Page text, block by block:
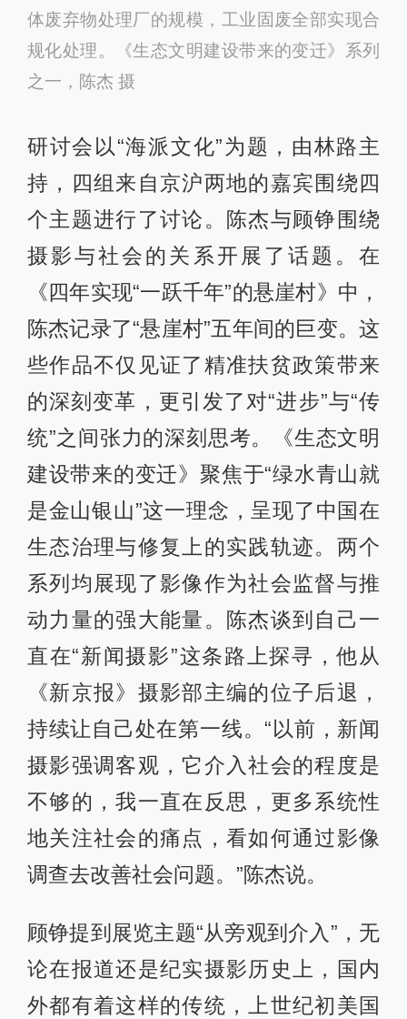
体废弃物处理⼚的规模，⼯业固废全部实现合
规化处理。《生态文明建设带来的变迁》系列
之一，陈杰 摄
研讨会以“海派文化”为题，由林路主
持，四组来自京沪两地的嘉宾围绕四
个主题进行了讨论。陈杰与顾铮围绕
摄影与社会的关系开展了话题。在
《四年实现“一跃千年”的悬崖村》中，
陈杰记录了“悬崖村”五年间的巨变。这
些作品不仅见证了精准扶贫政策带来
的深刻变革，更引发了对“进步”与“传
统”之间张力的深刻思考。《生态文明
建设带来的变迁》聚焦于“绿水青山就
是金山银山”这一理念，呈现了中国在
生态治理与修复上的实践轨迹。两个
系列均展现了影像作为社会监督与推
动力量的强大能量。陈杰谈到自己一
直在“新闻摄影”这条路上探寻，他从
《新京报》摄影部主编的位子后退，
持续让自己处在第一线。“以前，新闻
摄影强调客观，它介入社会的程度是
不够的，我一直在反思，更多系统性
地关注社会的痛点，看如何通过影像
调查去改善社会问题。”陈杰说。
顾铮提到展览主题“从旁观到介入”，无
论在报道还是纪实摄影历史上，国内
外都有着这样的传统，上世纪初美国